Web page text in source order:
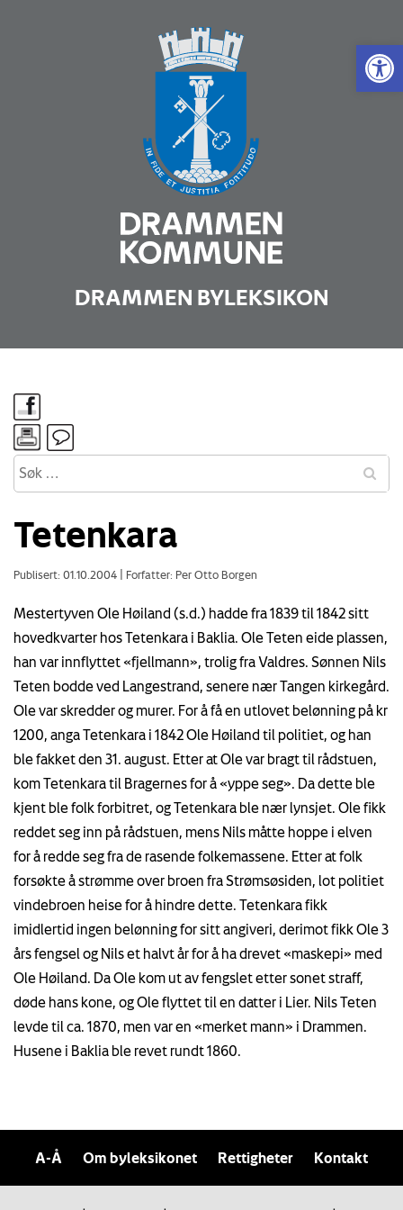
Vis
DRAMMEN BYLEKSIKON
Tetenkara
Publisert: 01.10.2004 Forfatter: Per Otto Borgen
Mestertyven Ole Høiland (s.d.) hadde fra 1839 til 1842 sitt
hovedkvarter hos Tetenkara i Baklia. Ole Teten eide plassen,
han var innflyttet «fjellmann», trolig fra Valdres. Sønnen Nils
Teten bodde ved Langestrand, senere nær Tangen kirkegård.
Ole var skredder og murer. For å få en utlovet belønning på kr
1200, anga Tetenkara i 1842 Ole Høiland til politiet, og han
ble fakket den 31. august. Etter at Ole var bragt til rådstuen,
kom Tetenkara til Bragernes for å «yppe seg». Da dette ble
kjent ble folk forbitret, og Tetenkara ble nær lynsjet. Ole fikk
reddet seg inn på rådstuen, mens Nils måtte hoppe i elven
for å redde seg fra de rasende folkemassene. Etter at folk
forsøkte å strømme over broen fra Strømsøsiden, lot politiet
vindebroen heise for å hindre dette. Tetenkara fikk
imidlertid ingen belønning for sitt angiveri, derimot fikk Ole 3
års fengsel og Nils et halvt år for å ha drevet «maskepi» med
Ole Høiland. Da Ole kom ut av fengslet etter sonet straff,
døde hans kone, og Ole flyttet til en datter i Lier. Nils Teten
levde til ca. 1870, men var en «merket mann» i Drammen.
Husene i Baklia ble revet rundt 1860.
A-Å Om byleksikonet Rettigheter Kontakt